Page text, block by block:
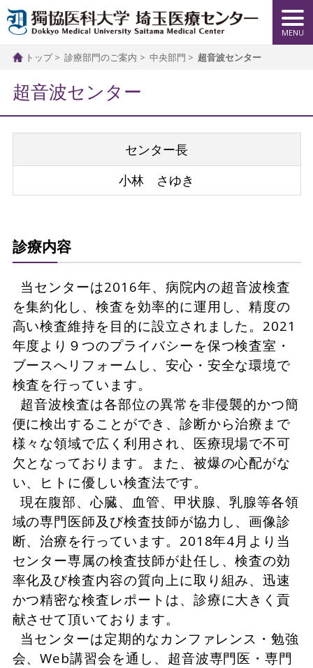
トップ 診療部門のご案内 中央部門 超音波センター
超音波センター
センター長
小林 さゆき
診療内容
当センターは2016年、病院内の超音波検査
を集約化し、検査を効率的に運用し、精度の
高い検査維持を目的に設立されました。2021
年度より９つのプライバシーを保つ検査室・
ブースへリフォームし、安心・安全な環境で
検査を行っています。
超音波検査は各部位の異常を非侵襲的かつ簡
便に検出することができ、診断から治療まで
様々な領域で広く利用され、医療現場で不可
欠となっております。また、被爆の心配がな
い、ヒトに優しい検査法です。
現在腹部、心臓、血管、甲状腺、乳腺等各領
域の専門医師及び検査技師が協力し、画像診
断、治療を行っています。2018年4月より当
センター専属の検査技師が赴任し、検査の効
率化及び検査内容の質向上に取り組み、迅速
かつ精密な検査レポートは、診療に大きく貢
献させて頂いております。
当センターは定期的なカンファレンス・勉強
会、Web講習会を通し、超音波専門医・専門